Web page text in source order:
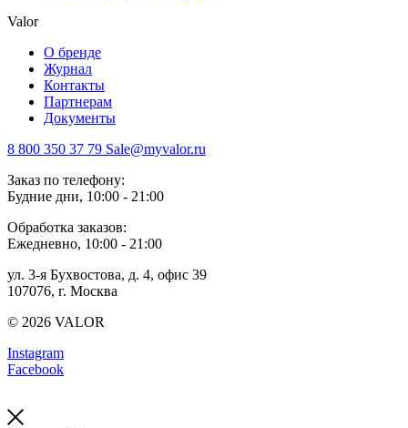
Valor
О бренде
Журнал
Контакты
Партнерам
Документы
8 800 350 37 79 Sale@myvalor.ru
Заказ по телефону:
Будние дни, 10:00 - 21:00
Обработка заказов:
Ежедневно, 10:00 - 21:00
ул. 3-я Бухвостова, д. 4, офис 39
107076, г. Москва
© 2026 VALOR
Instagram
Facebook